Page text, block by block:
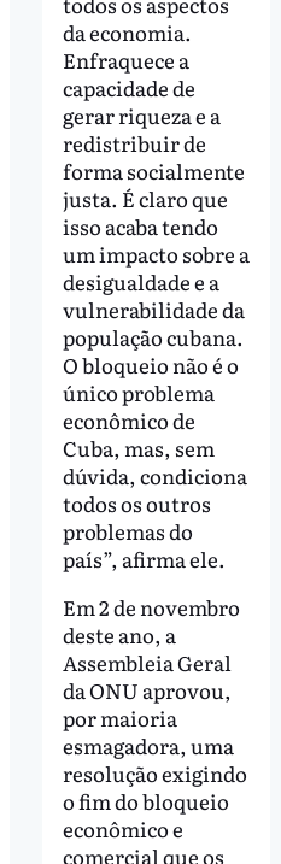
da economia.
Enfraquece a
capacidade de
gerar riqueza e a
redistribuir de
forma socialmente
justa. É claro que
isso acaba tendo
um impacto sobre a
desigualdade e a
vulnerabilidade da
população cubana.
O bloqueio não é o
único problema
econômico de
Cuba, mas, sem
dúvida, condiciona
todos os outros
problemas do
país”, afirma ele.
Em 2 de novembro
deste ano, a
Assembleia Geral
da ONU aprovou,
por maioria
esmagadora, uma
resolução exigindo
o fim do bloqueio
econômico e
comercial que os